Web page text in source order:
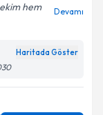
hem
Devamı
Haritada Göster